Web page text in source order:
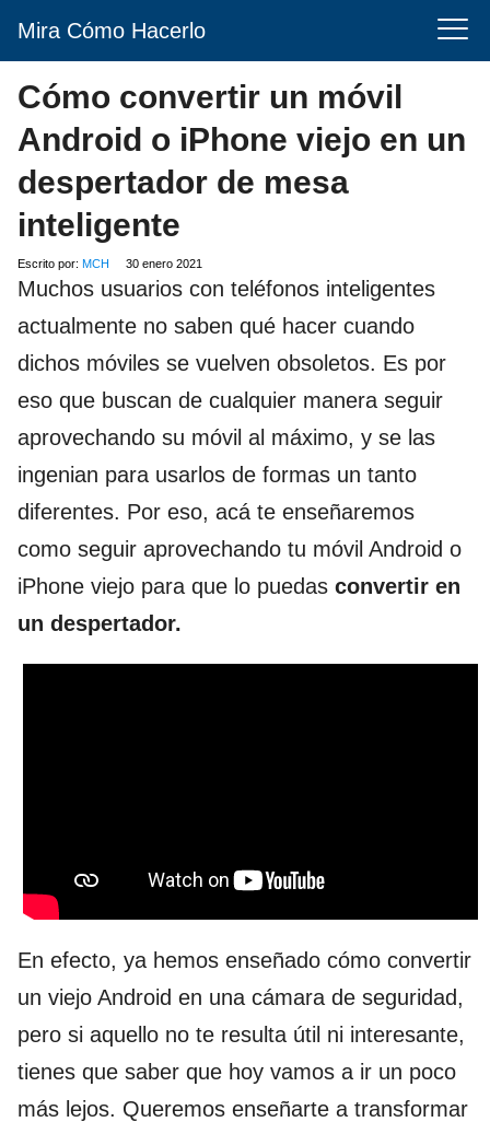
Mira Cómo Hacerlo
Cómo convertir un móvil
Android o iPhone viejo en un
despertador de mesa
inteligente
Escrito por: MCH 30 enero 2021
Muchos usuarios con teléfonos inteligentes
actualmente no saben qué hacer cuando
dichos móviles se vuelven obsoletos. Es por
eso que buscan de cualquier manera seguir
aprovechando su móvil al máximo, y se las
ingenian para usarlos de formas un tanto
diferentes. Por eso, acá te enseñaremos
como seguir aprovechando tu móvil Android o
iPhone viejo para que lo puedas convertir en
un despertador.
En efecto, ya hemos enseñado cómo convertir
un viejo Android en una cámara de seguridad,
pero si aquello no te resulta útil ni interesante,
tienes que saber que hoy vamos a ir un poco
más lejos. Queremos enseñarte a transformar